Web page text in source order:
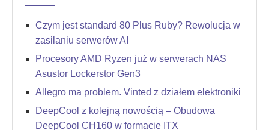
Czym jest standard 80 Plus Ruby? Rewolucja w
zasilaniu serwerów AI
Procesory AMD Ryzen już w serwerach NAS
Asustor Lockerstor Gen3
Allegro ma problem. Vinted z działem elektroniki
DeepCool z kolejną nowością – Obudowa
DeepCool CH160 w formacie ITX